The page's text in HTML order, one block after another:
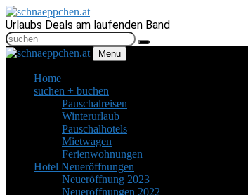
Urlaubs Deals am laufenden Band
Menu
Home
suchen + buchen
Pauschalreisen
Winterurlaub
Pauschalhotels
Mietwagen
Ferienwohnungen
Hotel Neueröffnungen
Neueröffnung 2023
Neueröffnungen 2022